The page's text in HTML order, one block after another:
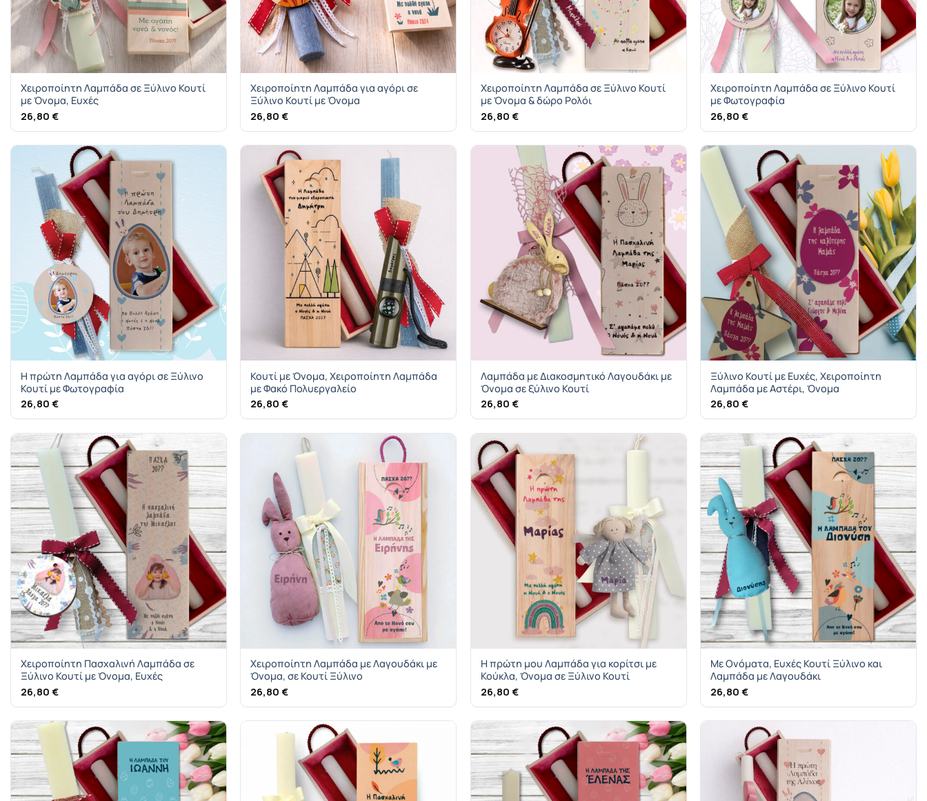
Χειροποίητη Λαμπάδα σε Ξύλινο Κουτί
με Όνομα, Ευχές
26,80 €
Χειροποίητη Λαμπάδα για αγόρι σε
Ξύλινο Κουτί με Όνομα
26,80€
Χειροποίητη Λαμπάδα σε Ξύλινο Κουτί
με Όνομα & δώρο Ρολόι
26,80 €
Χειροποίητη Λαμπάδα σε Ξύλινο Κουτί
με Φωτογραφία
26,80€
Η πρώτη Λαμπάδα για αγόρι σε Ξύλινο
Κουτί με Φωτογραφία
26,80 €
Κουτί με Όνομα, Χειροποίητη Λαμπάδα
με Φακό Πολυεργαλείο
26,80€
Λαμπάδα με Διακοσμητικό Λαγουδάκι με
Όνομα σε ξύλινο Κουτί
26,80 €
Ξύλινο Κουτί με Ευχές, Χειροποίητη
Λαμπάδα με Αστέρι, Όνομα
26,80€
Χειροποίητη Πασχαλινή Λαμπάδα σε
Ξύλινο Κουτί με Όνομα, Ευχές
26,80 €
Χειροποίητη Λαμπάδα με Λαγουδάκι με
Όνομα, σε Κουτί Ξύλινο
26,80€
Η πρώτη μου Λαμπάδα για κορίτσι με
Κούκλα, Όνομα σε Ξύλινο Κουτί
26,80 €
Mε Ονόματα, Ευχές Κουτί Ξύλινο και
Λαμπάδα με Λαγουδάκι
26,80€